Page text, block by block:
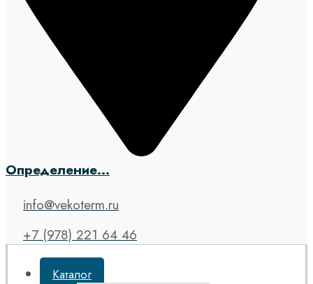
Определение...
info@vekoterm.ru
+7 (978) 221 64 46
Каталог